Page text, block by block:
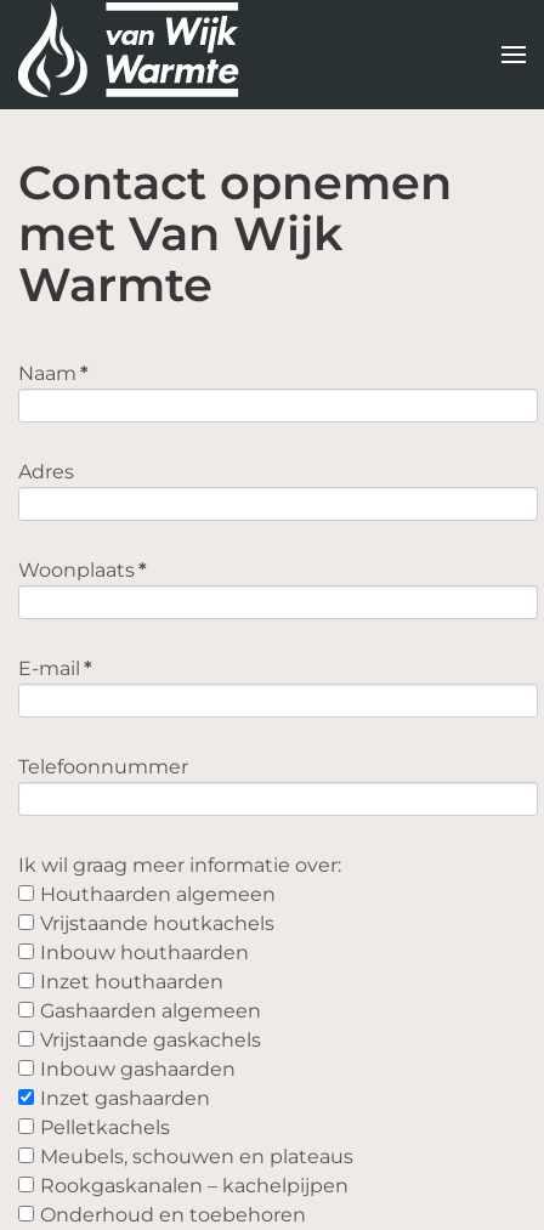
Terug
naar
Contact opnemen
met Van Wijk
Warmte
Naam *
Adres
Woonplaats*
E-mail *
Telefoonnummer
Ik wil graag meer informatie over:
Houthaarden algemeen
Vrijstaande houtkachels
Inbouw houthaarden
Inzet houthaarden
Gashaarden algemeen
Vrijstaande gaskachels
Inbouw gashaarden
Inzet gashaarden
Pelletkachels
Meubels, schouwen en plateaus
Rookgaskanalen – kachelpijpen
Onderhoud en toebehoren